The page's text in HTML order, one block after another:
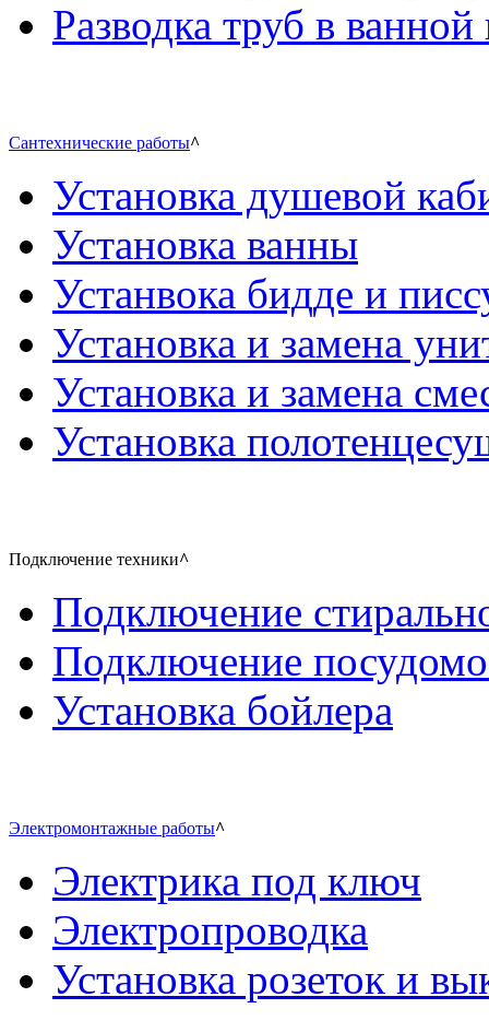
Разводка труб в ванной
Сантехнические работы^
Установка душевой
Установка ванны
Устанвока бидде и
Установка и замена
Установка и замена
Установка
Подключение техники^
Подключение
Подключение
Установка бойлера
Электромонтажные работы^
Электрика под ключ
Электропроводка
Установка розеток и